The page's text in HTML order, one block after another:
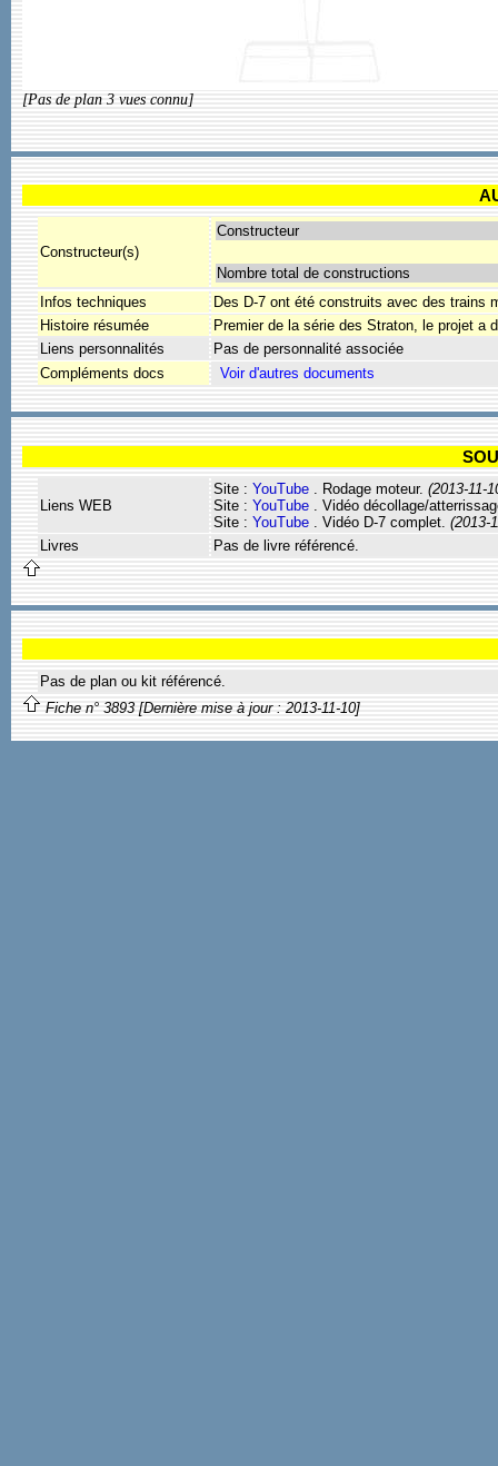
[Pas de plan 3 vues connu]
Constructeur(s)
Constructeur
Nombre total de constructions
Infos techniques
Des D-7 ont été construits avec des trains
Histoire résumée
Premier de la série des Straton, le projet a
Liens personnalités
Pas de personnalité associée
Compléments docs
Liens WEB
Site : YouTube . Rodage moteur. (2013-11-
Site : YouTube . Vidéo décollage/
Site : YouTube . Vidéo D-7 complet. (2013-
Livres
Pas de livre référencé.
Pas de plan ou kit référencé.
Fiche n° 3893 [Dernière mise à jour : 2013-11-10]